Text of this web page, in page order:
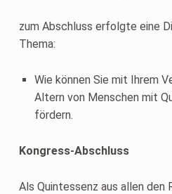
zum Abschluss erfolgte eine
Thema:
Wie können Sie mit Ihrem
Altern von Menschen mit
fördern.
Kongress-Abschluss
Als Quintessenz aus allen den